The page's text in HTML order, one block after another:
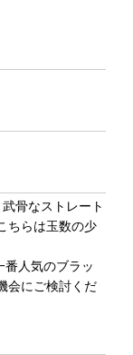
骨なストレート
ちらは玉数の少
番人気のブラッ
会にご検討くだ